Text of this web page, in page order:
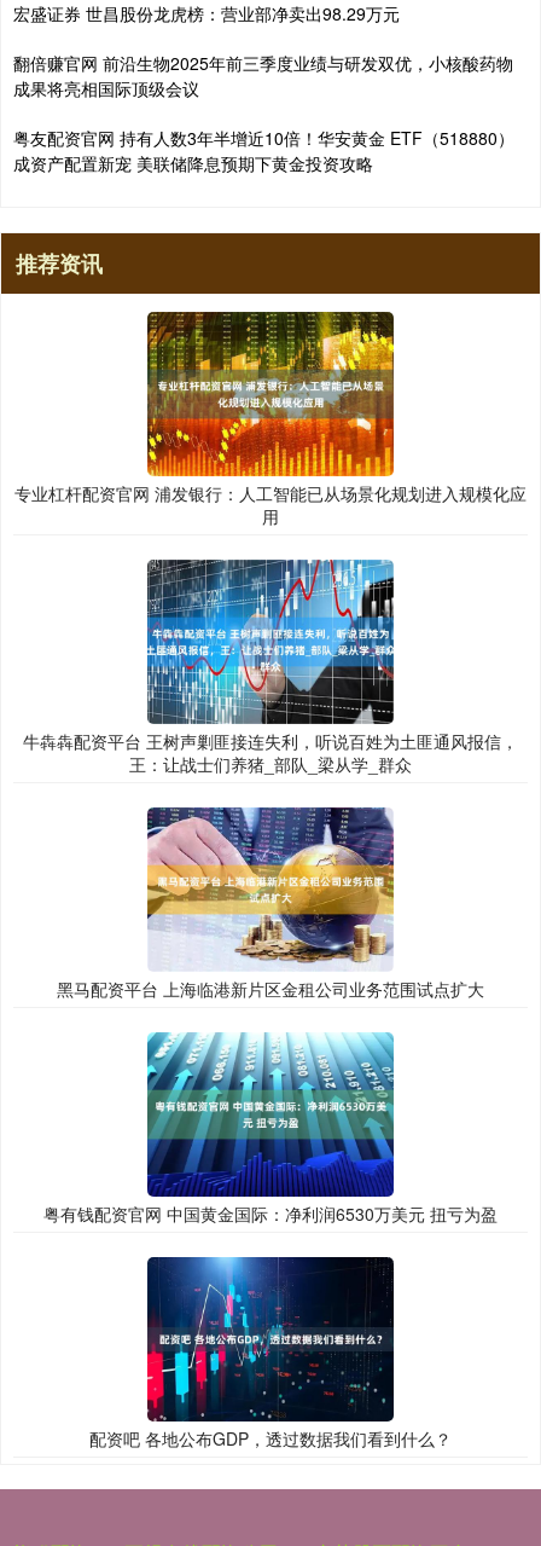
宏盛证券 世昌股份龙虎榜：营业部净卖出98.29万元
翻倍赚官网 前沿生物2025年前三季度业绩与研发双优，小核酸药物
成果将亮相国际顶级会议
粤友配资官网 持有人数3年半增近10倍！华安黄金 ETF（518880）
成资产配置新宠 美联储降息预期下黄金投资攻略
推荐资讯
专业杠杆配资官网 浦发银行：人工智能已从场景化规划进入规模化应
用
牛犇犇配资平台 王树声剿匪接连失利，听说百姓为土匪通风报信，
王：让战士们养猪_部队_梁从学_群众
黑马配资平台 上海临港新片区金租公司业务范围试点扩大
粤有钱配资官网 中国黄金国际：净利润6530万美元 扭亏为盈
配资吧 各地公布GDP，透过数据我们看到什么？